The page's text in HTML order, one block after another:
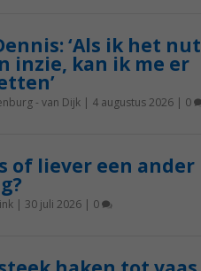
‘Als ik het nut
inzie, kan ik me er
- van Dijk| 4 augustus 2026| 0
of liever een ander
| 30 juli 2026| 0